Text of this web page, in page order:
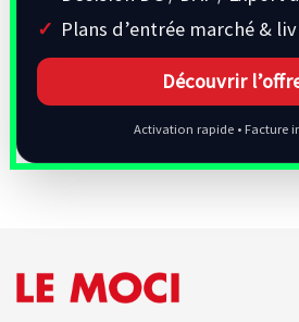
Plans d’entrée marché &
Découvrir
Activation rapide • Facture